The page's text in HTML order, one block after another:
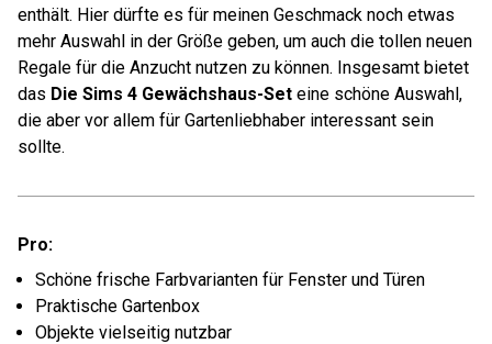
enthält. Hier dürfte es für meinen Geschmack noch etwas
mehr Auswahl in der Größe geben, um auch die tollen neuen
Regale für die Anzucht nutzen zu können. Insgesamt bietet
das Die Sims 4 Gewächshaus-Set eine schöne Auswahl,
die aber vor allem für Gartenliebhaber interessant sein
sollte.
Pro:
Schöne frische Farbvarianten für Fenster und Türen
Praktische Gartenbox
Objekte vielseitig nutzbar